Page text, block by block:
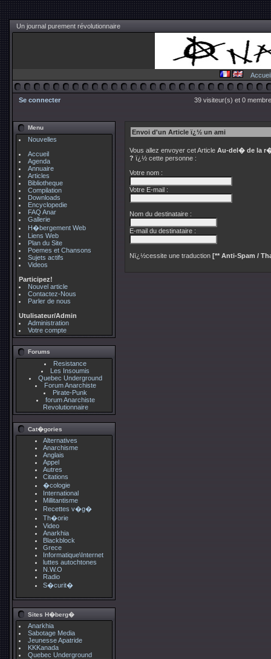
Un journal purement révolutionnaire
Accueil
Se connecter 39 visiteur(s) et 0
Menu
Nouvelles
Accueil
Agenda
Annuaire
Articles
Bibliotheque
Compilation
Downloads
Encyclopedie
FAQ Anar
Gallerie
H�bergement Web
Liens Web
Plan du Site
Poemes et Chansons
Sujets actifs
Videos
Participez!
Nouvel article
Contactez-Nous
Parler de nous
Utulisateur/Admin
Administration
Votre compte
Forums
Resistance
Les Insoumis
Quebec Underground
Forum Anarchiste
Pirate-Punk
forum Anarchiste
Revolutionnaire
Cat�gories
Alternatives
Anarchisme
Anglais
Appel
Autres
Citations
�cologie
International
Millitantisme
Recettes v�g�
Th�orie
Video
Anarkhia
Blackblock
Grece
Informatique\Internet
luttes autochtones
N.W.O
Radio
S�curit�
Sites H�berg�
Anarkhia
Sabotage Media
Jeunesse Apatride
KKKanada
Quebec Underground
Envoi d'un Article ï¿½ un ami
Vous allez envoyer cet Article Au-del� de la
? ï¿½ cette personne :
Votre nom :
Votre E-mail :
Nom du destinataire :
E-mail du destinataire :
Nï¿½cessite une traduction [** Anti-Spam /